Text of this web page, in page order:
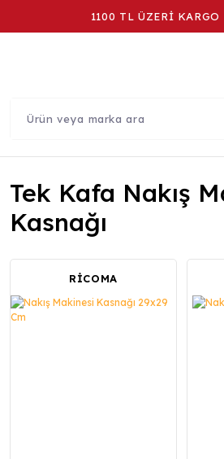
1100 TL ÜZERİ KARGO
Tek Kafa Nakış
Kasnağı
RİCOMA